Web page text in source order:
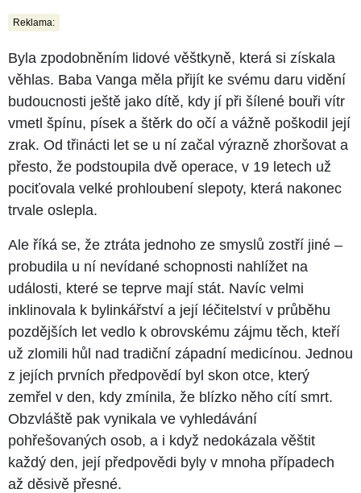
Reklama:
Byla zpodobněním lidové věštkyně, která si získala
věhlas. Baba Vanga měla přijít ke svému daru vidění
budoucnosti ještě jako dítě, kdy jí při šílené bouři vítr
vmetl špínu, písek a štěrk do očí a vážně poškodil její
zrak. Od třinácti let se u ní začal výrazně zhoršovat a
přesto, že podstoupila dvě operace, v 19 letech už
pociťovala velké prohloubení slepoty, která nakonec
trvale oslepla.
Ale říká se, že ztráta jednoho ze smyslů zostří jiné –
probudila u ní nevídané schopnosti nahlížet na
události, které se teprve mají stát. Navíc velmi
inklinovala k bylinkářství a její léčitelství v průběhu
pozdějších let vedlo k obrovskému zájmu těch, kteří
už zlomili hůl nad tradiční západní medicínou. Jednou
z jejích prvních předpovědí byl skon otce, který
zemřel v den, kdy zmínila, že blízko něho cítí smrt.
Obzvláště pak vynikala ve vyhledávání
pohřešovaných osob, a i když nedokázala věštit
každý den, její předpovědi byly v mnoha případech
až děsivě přesné.